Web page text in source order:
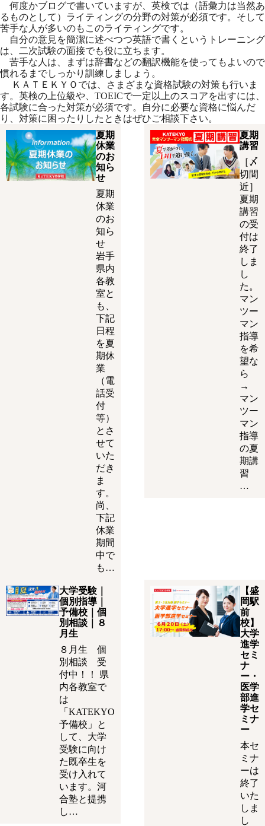
何度かブログで書いていますが、英検では（語彙力は当然あ
るものとして）ライティングの分野の対策が必須です。そして
苦手な人が多いのもこのライティングです。
自分の意見を簡潔に述べつつ英語で書くというトレーニング
は、二次試験の面接でも役に立ちます。
苦手な人は、まずは辞書などの翻訳機能を使ってもよいので
慣れる までしっかり訓練しましょう。
ＫＡＴＥＫＹＯでは、さまざまな資格試験の対策も行いま
す。英検の上位級や、TOEICで一定以上のスコアを出すには、
各試験に合った対策が必須です。自分に必要な資格に悩んだ
り、対策に困ったりしたときはぜひご相談下さい。
夏期
休業
のお
知ら
せ
夏期
休業
のお
知ら
せ
岩手
県内
各教
室と
も、
下記
日程
を夏
期休
業
（電
話受
付
等）
とさ
せて
いた
だき
ま
す。
尚、
下記
休業
期間
中で
も…
夏期
講習
［〆
切間
近］
夏期
講習
の受
付は
終了
しま
し
た。
マン
ツー
マン
指導
を希
望な
ら
→
マン
ツー
マン
指導
の夏
期講
習
…
大学受験｜
個別指導｜
予備校｜個
別相談｜８
月生
８月生 個
別相談 受
付中！！ 県
内各教室で
は
「KATEKYO
予備校」と
して、大学
受験に向け
た既卒生を
受け入れて
います。河
合塾と提携
し…
【盛
岡駅
前
校】
大学
進学
セミ
ナ
ー・
医学
部進
学セ
ミナ
ー
本セ
ミナ
ーは
終了
いた
しま
し